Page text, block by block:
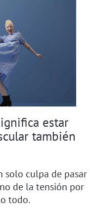
estar
también
solo culpa de pasar
de la tensión por
todo.